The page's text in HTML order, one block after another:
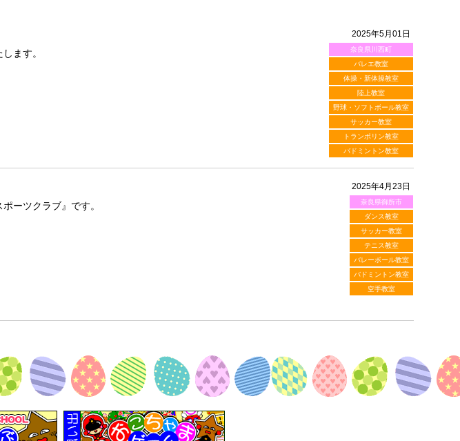
2025年5月01日
奈良県川西町
バレエ教室
体操・新体操教室
陸上教室
野球・ソフトボール教室
サッカー教室
トランポリン教室
バドミントン教室
ます。
2025年4月23日
奈良県御所市
ダンス教室
サッカー教室
テニス教室
バレーボール教室
バドミントン教室
空手教室
ーツクラブ』です。